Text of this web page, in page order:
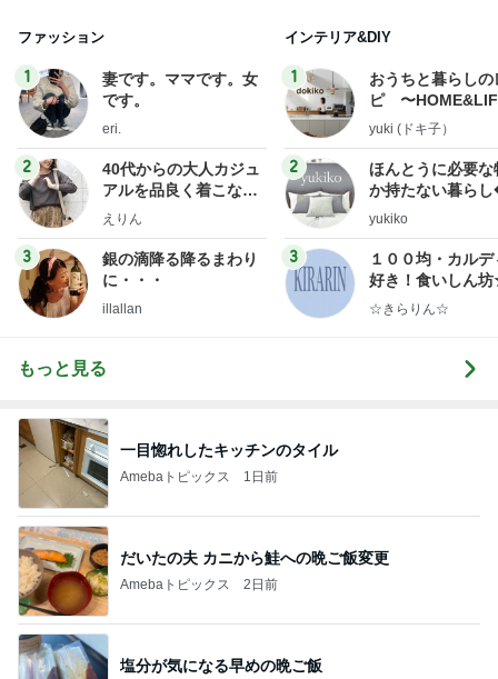
ファッション
1
妻です。ママです。女
です。
eri.
2
40代からの大人カジュ
アルを品良く着こなす
ファッションブログ
えりん
3
銀の滴降る降るまわり
に・・・
illallan
インテリア&DIY
1
おうちと暮らしの
ピ 〜
yuki (ドキ子）
2
ほんとうに必要な
か持たない暮ら
ep Life Simple◆
yukiko
3
１００均・カルデ
好き！食いしん
らりん☆のブログ
☆きらりん☆
もっと見る
一目惚れしたキッチンのタイル
Amebaトピックス 1日前
だいたの夫 カニから鮭への晩ご飯変更
Amebaトピックス 2日前
塩分が気になる早めの晩ご飯